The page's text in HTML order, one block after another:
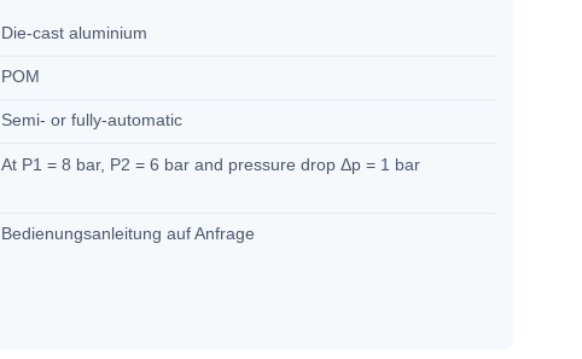
Die-cast aluminium
POM
Semi- or fully-automatic
At P1 = 8 bar, P2 = 6 bar and pressure drop Δp = 1 bar
Bedienungsanleitung auf Anfrage